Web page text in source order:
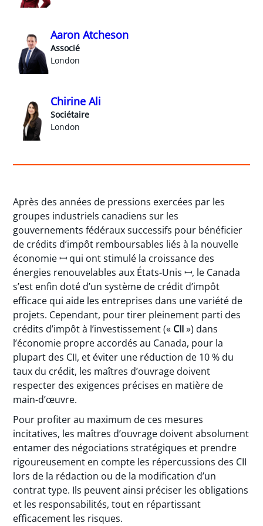
Aaron Atcheson
Associé
London
Chirine Ali
Sociétaire
London
Après des années de pressions exercées par les
groupes industriels canadiens sur les
gouvernements fédéraux successifs pour bénéficier
de crédits d’impôt remboursables liés à la nouvelle
économie ꟷ qui ont stimulé la croissance des
énergies renouvelables aux États-Unis ꟷ, le Canada
s’est enfin doté d’un système de crédit d’impôt
efficace qui aide les entreprises dans une variété de
projets. Cependant, pour tirer pleinement parti des
crédits d’impôt à l’investissement (« CII») dans
l’économie propre accordés au Canada, pour la
plupart des CII, et éviter une réduction de 10 % du
taux du crédit, les maîtres d’ouvrage doivent
respecter des exigences précises en matière de
main-d’œuvre.
Pour profiter au maximum de ces mesures
incitatives, les maîtres d’ouvrage doivent absolument
entamer des négociations stratégiques et prendre
rigoureusement en compte les répercussions des CII
lors de la rédaction ou de la modification d’un
contrat type. Ils peuvent ainsi préciser les obligations
et les responsabilités, tout en répartissant
efficacement les risques.